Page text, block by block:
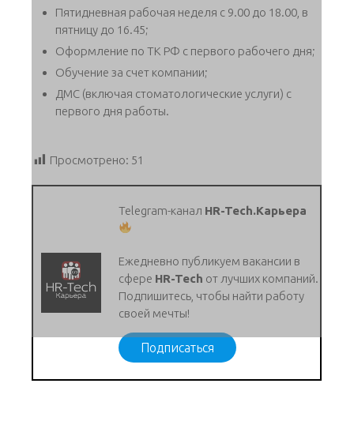
Пятидневная рабочая неделя с 9.00 до 18.00, в
пятницу до 16.45;
Оформление по ТК РФ с первого рабочего дня;
Обучение за счет компании;
ДМС (включая стоматологические услуги) с
первого дня работы.
Просмотрено: 51
Telegram-канал HR-Tech.Карьера
Ежедневно публикуем вакансии в
сфере HR-Tech от лучших компаний.
Подпишитесь, чтобы найти работу
своей мечты!
Подписаться